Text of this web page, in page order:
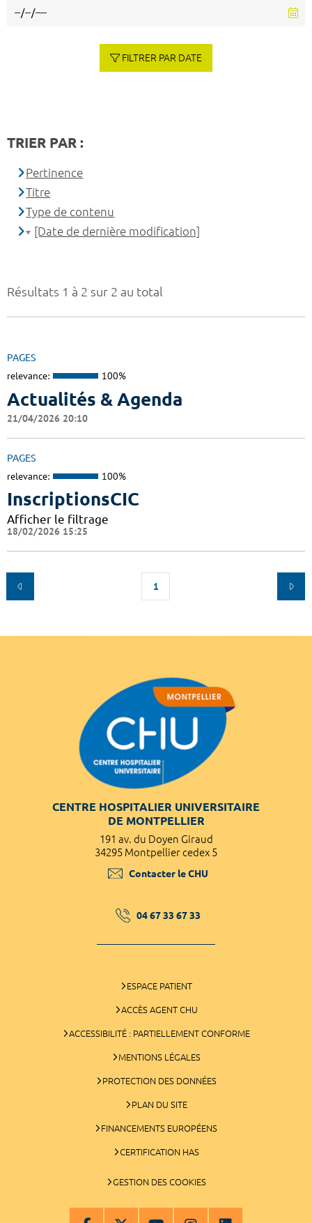
Résultats 1 à 2 sur 2 au total
PAGES
relevance: 100%
Actualités & Agenda
21/04/2026 20:10
PAGES
relevance: 100%
InscriptionsCIC
Afficher le filtrage
18/02/2026 15:25
1
FILTRER PAR DATE
TRIER PAR :
Pertinence
Titre
Type de contenu
[Date de dernière modification]
CENTRE HOSPITALIER UNIVERSITAIRE
DE MONTPELLIER
191 av. du Doyen Giraud
34295 Montpellier cedex 5
Contacter le CHU
04 67 33 67 33
ESPACE PATIENT
ACCÈS AGENT CHU
ACCESSIBILITÉ : PARTIELLEMENT CONFORME
MENTIONS LÉGALES
PROTECTION DES DONNÉES
PLAN DU SITE
FINANCEMENTS EUROPÉENS
CERTIFICATION HAS
GESTION DES COOKIES